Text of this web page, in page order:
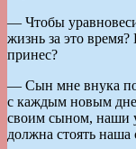
— Чтобы
жизнь за это
принес?
— Сын мне внука
с каждым новым
своим сыном, наши
должна стоять наша